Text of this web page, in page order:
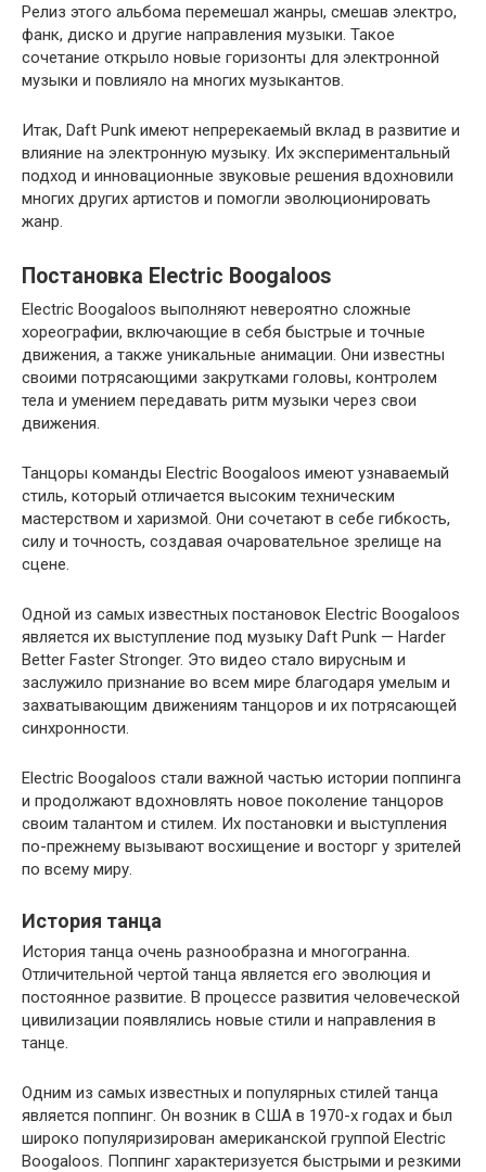
Релиз этого альбома перемешал жанры, смешав электро,
фанк, диско и другие направления музыки. Такое
сочетание открыло новые горизонты для электронной
музыки и повлияло на многих музыкантов.
Итак, Daft Punk имеют непререкаемый вклад в развитие и
влияние на электронную музыку. Их экспериментальный
подход и инновационные звуковые решения вдохновили
многих других артистов и помогли эволюционировать
жанр.
Постановка Electric Boogaloos
Electric Boogaloos выполняют невероятно сложные
хореографии, включающие в себя быстрые и точные
движения, а также уникальные анимации. Они известны
своими потрясающими закрутками головы, контролем
тела и умением передавать ритм музыки через свои
движения.
Танцоры команды Electric Boogaloos имеют узнаваемый
стиль, который отличается высоким техническим
мастерством и харизмой. Они сочетают в себе гибкость,
силу и точность, создавая очаровательное зрелище на
сцене.
Одной из самых известных постановок Electric Boogaloos
является их выступление под музыку Daft Punk — Harder
Better Faster Stronger. Это видео стало вирусным и
заслужило признание во всем мире благодаря умелым и
захватывающим движениям танцоров и их потрясающей
синхронности.
Electric Boogaloos стали важной частью истории поппинга
и продолжают вдохновлять новое поколение танцоров
своим талантом и стилем. Их постановки и выступления
по-прежнему вызывают восхищение и восторг у зрителей
по всему миру.
История танца
История танца очень разнообразна и многогранна.
Отличительной чертой танца является его эволюция и
постоянное развитие. В процессе развития человеческой
цивилизации появлялись новые стили и направления в
танце.
Одним из самых известных и популярных стилей танца
является поппинг. Он возник в США в 1970-х годах и был
широко популяризирован американской группой Electric
Boogaloos. Поппинг характеризуется быстрыми и резкими